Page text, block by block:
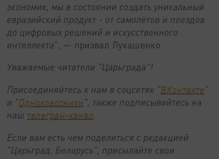
экономик, мы в состоянии создать уникальный
евразийский продукт - от самолётов и поездов
до цифровых решений и искусственного
интеллекта", — призвал Лукашенко.
Уважаемые читатели "Царьграда"!
Присоединяйтесь к нам в соцсетях "ВКонтакте"
и "Одноклассники", также подписывайтесь на
наш телеграм-канал.
Если вам есть чем поделиться с редакцией
"Царьград. Беларусь", присылайте свои